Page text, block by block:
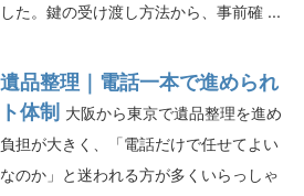
た。鍵の受け渡し方法から、事前確 ...
品整理｜電話一本で進められ
体制 大阪から東京で遺品整理を進め
担が大きく、「電話だけで任せてよい
のか」と迷われる方が多くいらっしゃ